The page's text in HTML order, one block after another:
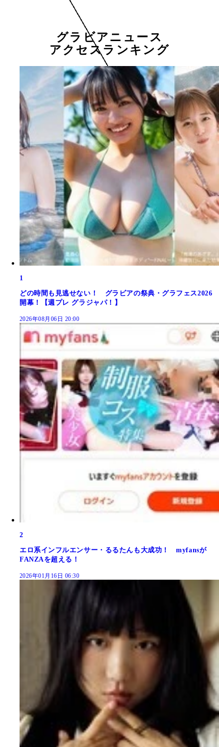
グラビアニュース
アクセスランキング
1
どの時間も見逃せない！ グラビアの祭典・グラフェス2026
開幕！【週プレ グラジャパ！】
2026年08月06日 20:00
2
エロ系インフルエンサー・るるたんも大成功！ myfansが
FANZAを超える！
2026年01月16日 06:30